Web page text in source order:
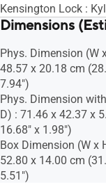
Kensington Lock :
Dimensions
Phys. Dimension (W
48.57 x 20.18 cm
7.94")
Phys. Dimension
D) : 71.46 x 42.37 x
16.68" x 1.98")
Box Dimension (W x
52.80 x 14.00 cm
5.51")